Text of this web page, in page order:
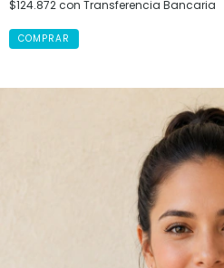
$124.872con Transferencia Bancaria